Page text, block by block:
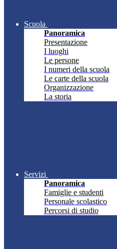
Scuola
Panoramica
Presentazione
I luoghi
Le persone
I numeri della scuola
Le carte della scuola
Organizzazione
La storia
Servizi
Panoramica
Famiglie e studenti
Personale scolastico
Percorsi di studio